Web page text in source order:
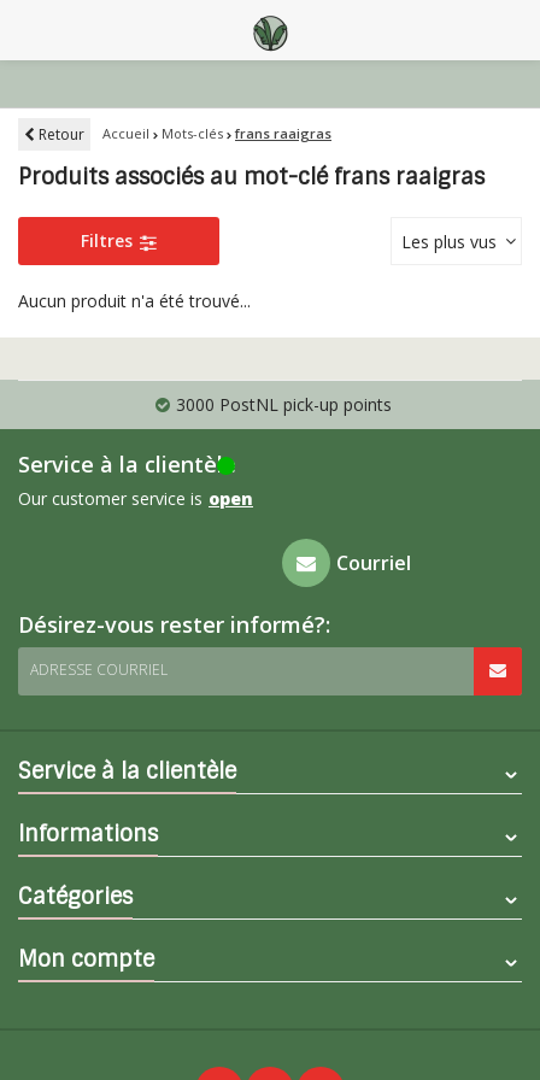
Retour Accueil Mots-clés frans raaigras
Produits associés au mot-clé frans raaigras
Filtres Les plus vus
Aucun produit n'a été trouvé...
3000 PostNL pick-up points
Service à la clientèle
Our customer service is open
Foire aux
questions
Courriel
Désirez-vous rester informé?:
ADRESSE COURRIEL
Service à la clientèle
Informations
Catégories
Mon compte